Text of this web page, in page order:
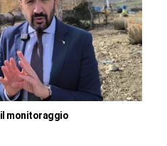
il monitoraggio